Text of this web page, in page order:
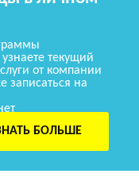
текущий
от компании
записаться на
БОЛЬШЕ